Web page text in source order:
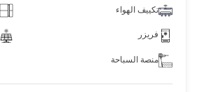
تكييف الهواء
فريزر
منصة السباحة